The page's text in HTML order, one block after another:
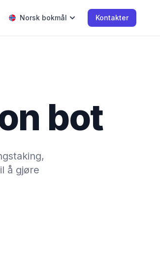
Norsk bokmål Kontakter
bot
å gjøre